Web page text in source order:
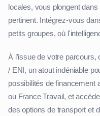
locales, vous plongent
pertinent. Intégrez-vous
petits groupes, où
À l'issue de votre parcours,
/ ENI, un atout indéniable
possibilités de financement
ou France Travail, et
des options de transport et